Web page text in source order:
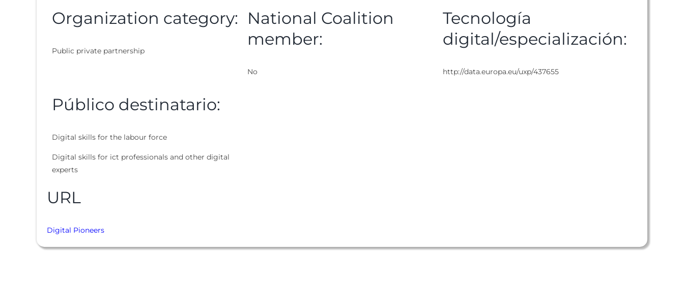
Organization category:
Public private partnership
National Coalition
member:
No
Tecnología
digital/especialización:
http://data.europa.eu/uxp/437655
Público destinatario:
Digital skills for the labour force
Digital skills for ict professionals and other digital
experts
URL
Digital Pioneers